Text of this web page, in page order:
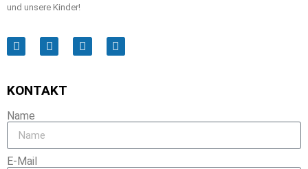
und unsere Kinder!
KONTAKT
Name
E-Mail